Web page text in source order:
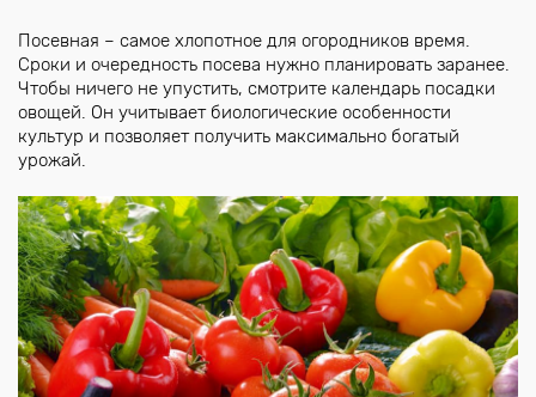
Посевная – самое хлопотное для огородников время.
Сроки и очередность посева нужно планировать заранее.
Чтобы ничего не упустить, смотрите календарь посадки
овощей. Он учитывает биологические особенности
культур и позволяет получить максимально богатый
урожай.